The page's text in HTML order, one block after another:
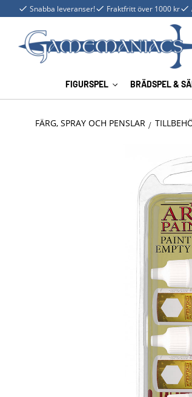
Snabba leveranser! Fraktfritt över 1000 kr
FIGURSPEL BRÄDSPEL &
FÄRG, SPRAY OCH PENSLAR